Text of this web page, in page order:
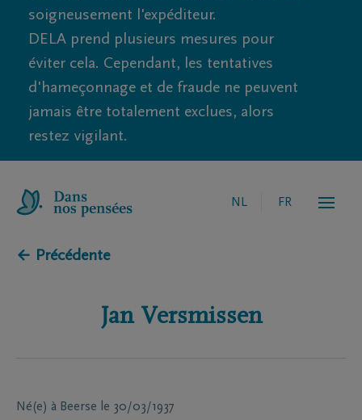
soigneusement l'expéditeur.
DELA prend plusieurs mesures pour
éviter cela. Cependant, les tentatives
d'hameçonnage et de fraude ne peuvent
jamais être totalement exclues, alors
restez vigilant.
NL FR
← Précédente
Jan Versmissen
Né(e) à Beerse le 30/03/1937